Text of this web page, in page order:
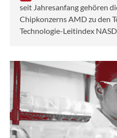
seit Jahresanfang gehören
Chipkonzerns AMD zu den
Technologie-Leitindex